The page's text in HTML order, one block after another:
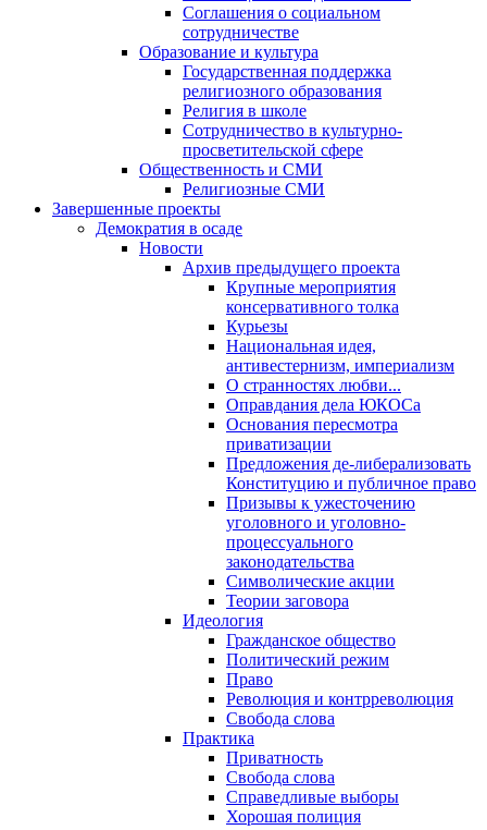
Соглашения о социальном
сотрудничестве
Образование и культура
Государственная поддержка
религиозного образования
Религия в школе
Сотрудничество в культурно-
просветительской сфере
Общественность и СМИ
Религиозные СМИ
Завершенные проекты
Демократия в осаде
Новости
Архив предыдущего проекта
Крупные мероприятия
консервативного толка
Курьезы
Национальная идея,
антивестернизм, империализм
О странностях любви...
Оправдания дела ЮКОСа
Основания пересмотра
приватизации
Предложения де-либерализовать
Конституцию и публичное право
Призывы к ужесточению
уголовного и уголовно-
процессуального
законодательства
Символические акции
Теории заговора
Идеология
Гражданское общество
Политический режим
Право
Революция и контрреволюция
Свобода слова
Практика
Приватность
Свобода слова
Справедливые выборы
Хорошая полиция